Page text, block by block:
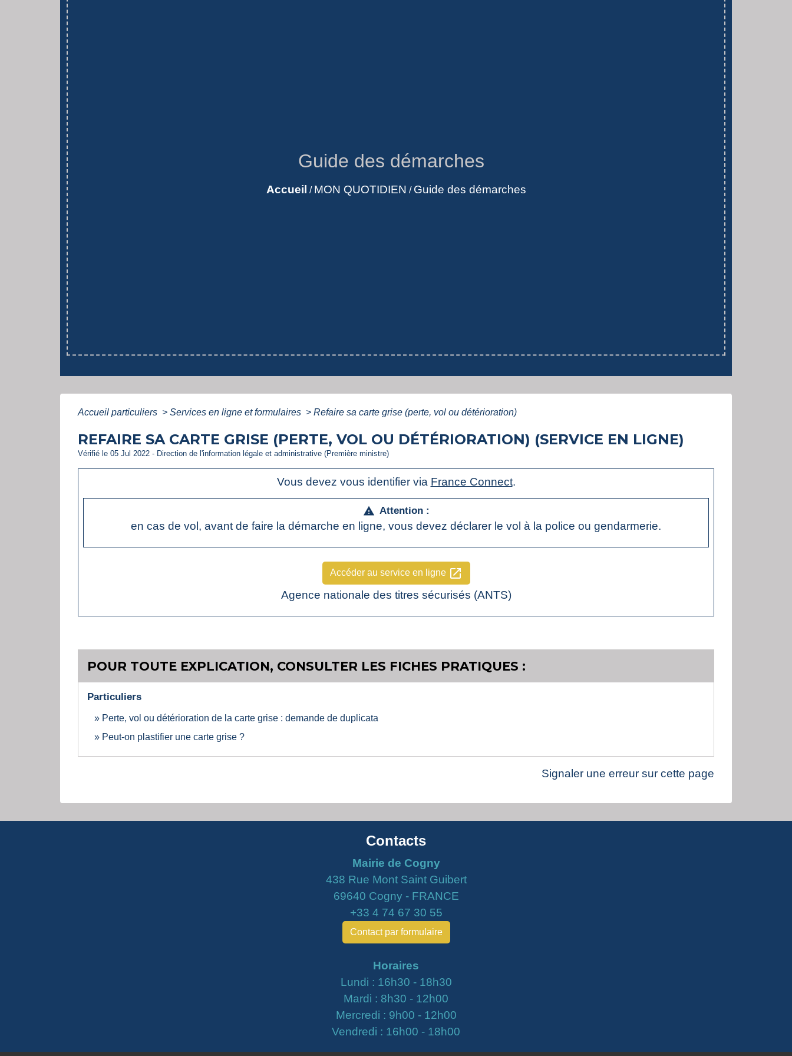
Guide des démarches
Accueil / MON QUOTIDIEN / Guide des démarches
Accueil particuliers > Services en ligne et formulaires > Refaire sa carte grise (perte, vol ou détérioration)
REFAIRE SA CARTE GRISE (PERTE, VOL OU DÉTÉRIORATION) (SERVICE EN LIGNE)
Vérifié le 05 Jul 2022 - Direction de l'information légale et administrative (Première ministre)
Vous devez vous identifier via France Connect.
warning Attention :
en cas de vol, avant de faire la démarche en ligne, vous devez déclarer le vol à la police ou gendarmerie.
Accéder au service en ligne open_in_new
Agence nationale des titres sécurisés (ANTS)
POUR TOUTE EXPLICATION, CONSULTER LES FICHES PRATIQUES :
Particuliers
Perte, vol ou détérioration de la carte grise : demande de duplicata
Peut-on plastifier une carte grise ?
Signaler une erreur sur cette page
Contacts
Mairie de Cogny
438 Rue Mont Saint Guibert
69640 Cogny - FRANCE
+33 4 74 67 30 55
Contact par formulaire
Horaires
Lundi : 16h30 - 18h30
Mardi : 8h30 - 12h00
Mercredi : 9h00 - 12h00
Vendredi : 16h00 - 18h00